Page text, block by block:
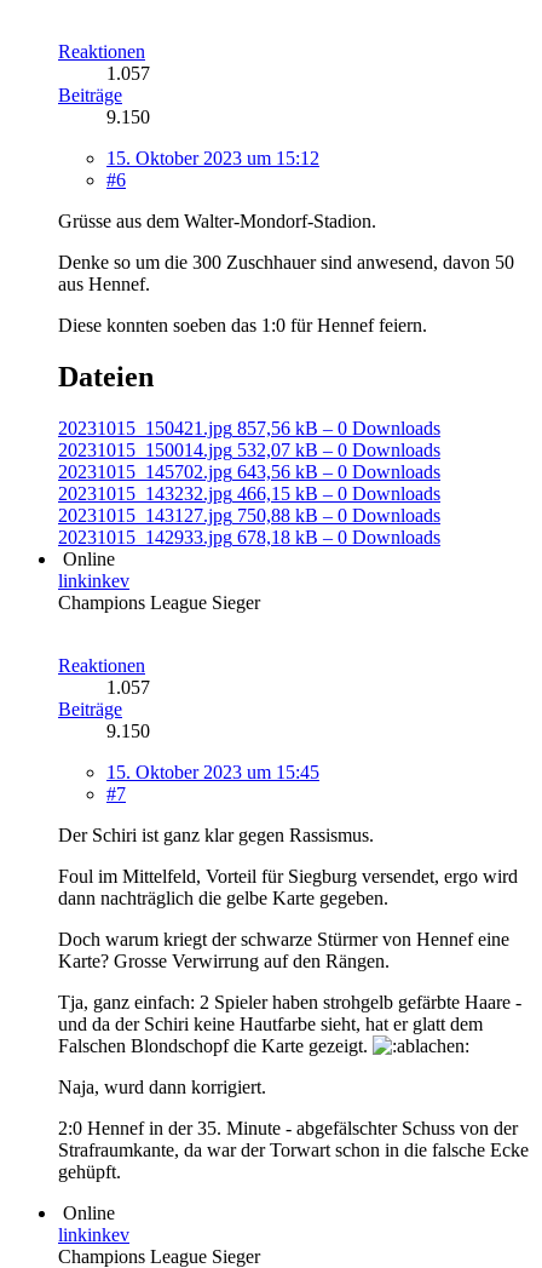
Reaktionen
1.057
Beiträge
9.150
15. Oktober 2023 um 15:12
#6
Grüsse aus dem Walter-Mondorf-Stadion.
Denke so um die 300 Zuschhauer sind anwesend, davon 50
aus Hennef.
Diese konnten soeben das 1:0 für Hennef feiern.
Dateien
20231015_150421.jpg 857,56 kB – 0 Downloads
20231015_150014.jpg 532,07 kB – 0 Downloads
20231015_145702.jpg 643,56 kB – 0 Downloads
20231015_143232.jpg 466,15 kB – 0 Downloads
20231015_143127.jpg 750,88 kB – 0 Downloads
20231015_142933.jpg 678,18 kB – 0 Downloads
Online
linkinkev
Champions League Sieger
Reaktionen
1.057
Beiträge
9.150
15. Oktober 2023 um 15:45
#7
Der Schiri ist ganz klar gegen Rassismus.
Foul im Mittelfeld, Vorteil für Siegburg versendet, ergo wird
dann nachträglich die gelbe Karte gegeben.
Doch warum kriegt der schwarze Stürmer von Hennef eine
Karte? Grosse Verwirrung auf den Rängen.
Tja, ganz einfach: 2 Spieler haben strohgelb gefärbte Haare -
und da der Schiri keine Hautfarbe sieht, hat er glatt dem
Falschen Blondschopf die Karte gezeigt.
Naja, wurd dann korrigiert.
2:0 Hennef in der 35. Minute - abgefälschter Schuss von der
Strafraumkante, da war der Torwart schon in die falsche Ecke
gehüpft.
Online
linkinkev
Champions League Sieger